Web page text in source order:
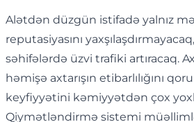
Alətdən düzgün istifadə yalnız
reputasiyasını
səhifələrdə üzvi trafiki artıracaq.
həmişə axtarışın etibarlılığını
keyfiyyətini kəmiyyətdən çox
Qiymətləndirmə sistemi